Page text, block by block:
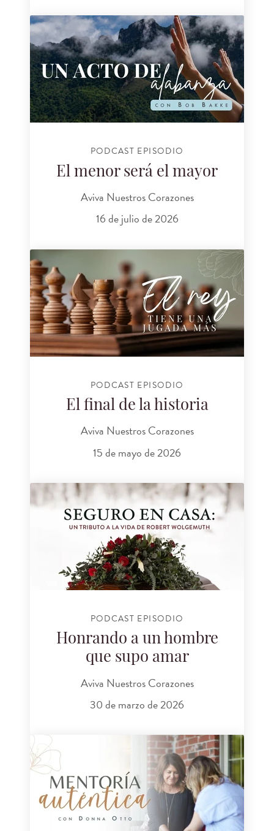
PODCAST EPISODIO
El menor será el mayor
Aviva Nuestros Corazones
16 de julio de 2026
PODCAST EPISODIO
El final de la historia
Aviva Nuestros Corazones
15 de mayo de 2026
PODCAST EPISODIO
Honrando a un hombre
que supo amar
Aviva Nuestros Corazones
30 de marzo de 2026